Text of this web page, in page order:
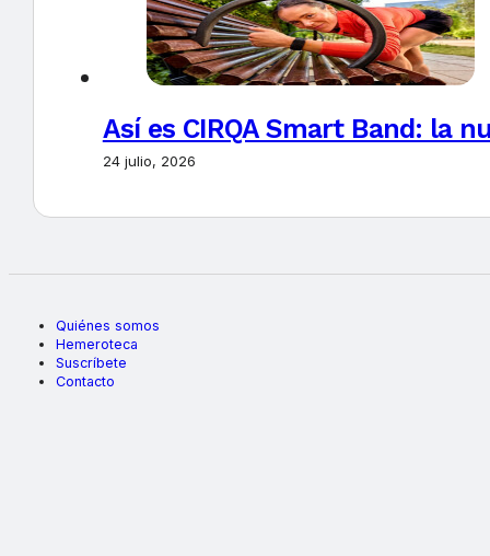
Así es CIRQA Smart Band: la
24 julio, 2026
Quiénes somos
Hemeroteca
Suscríbete
Contacto